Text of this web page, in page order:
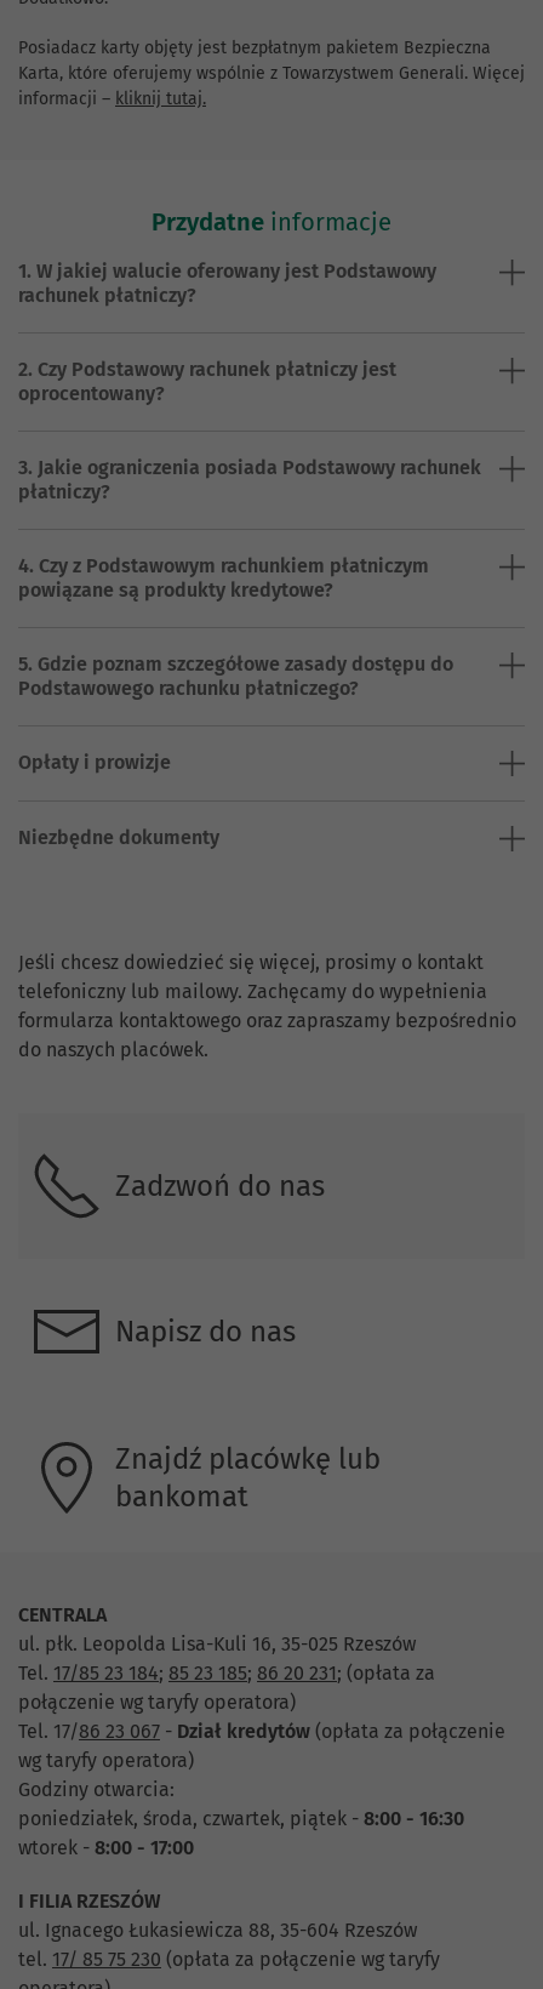
Posiadacz karty objęty jest bezpłatnym pakietem Bezpieczna
Karta, które oferujemy wspólnie z Towarzystwem Generali. Więcej
informacji – kliknij tutaj.
Przydatne informacje
1. W jakiej walucie oferowany jest Podstawowy
rachunek płatniczy?
2. Czy Podstawowy rachunek płatniczy jest
oprocentowany?
3. Jakie ograniczenia posiada Podstawowy rachunek
płatniczy?
4. Czy z Podstawowym rachunkiem płatniczym
powiązane są produkty kredytowe?
5. Gdzie poznam szczegółowe zasady dostępu do
Podstawowego rachunku płatniczego?
Opłaty i prowizje
Niezbędne dokumenty
Skontaktuj się z nami.
Jeśli chcesz dowiedzieć się więcej, prosimy o kontakt
telefoniczny lub mailowy. Zachęcamy do wypełnienia
formularza kontaktowego oraz zapraszamy bezpośrednio
do naszych placówek.
Zadzwoń do nas
Napisz do nas
Znajdź placówkę lub
bankomat
CENTRALA
ul. płk. Leopolda Lisa-Kuli 16, 35-025 Rzeszów
Tel. 17/85 23 184; 85 23 185; 86 20 231; (opłata za
połączenie wg taryfy operatora)
Tel. 17/86 23 067 - Dział kredytów (opłata za połączenie
wg taryfy operatora)
Godziny otwarcia:
poniedziałek, środa, czwartek, piątek - 8:00 - 16:30
wtorek - 8:00 - 17:00
I FILIA RZESZÓW
ul. Ignacego Łukasiewicza 88, 35-604 Rzeszów
tel. 17/ 85 75 230 (opłata za połączenie wg taryfy